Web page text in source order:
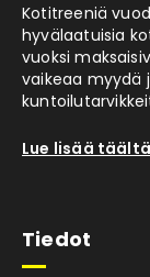
Kotitreeniä
hyvälaatuisia
vuoksi
vaikeaa myydä
Lue lisää täältä
Tiedot